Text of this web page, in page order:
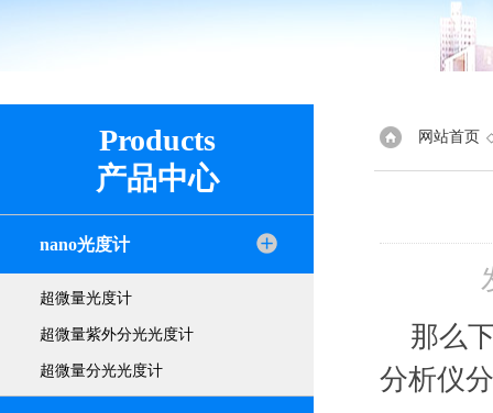
Products
产品中心
nano光度计
超微量光度计
超微量紫外分光光度计
超微量分光光度计
网站首页
那么
分析仪